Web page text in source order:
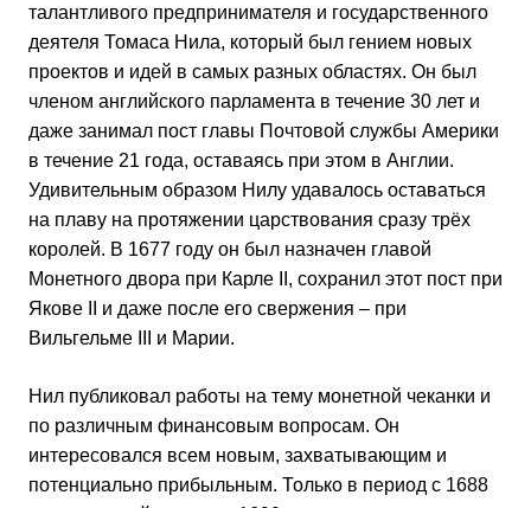
талантливого предпринимателя и государственного
деятеля Томаса Нила, который был гением новых
проектов и идей в самых разных областях. Он был
членом английского парламента в течение 30 лет и
даже занимал пост главы Почтовой службы Америки
в течение 21 года, оставаясь при этом в Англии.
Удивительным образом Нилу удавалось оставаться
на плаву на протяжении царствования сразу трёх
королей. В 1677 году он был назначен главой
Монетного двора при Карле II, сохранил этот пост при
Якове II и даже после его свержения – при
Вильгельме III и Марии.
Нил публиковал работы на тему монетной чеканки и
по различным финансовым вопросам. Он
интересовался всем новым, захватывающим и
потенциально прибыльным. Только в период с 1688